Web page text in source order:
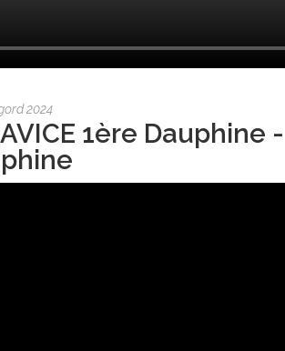
2024
1ère Dauphine